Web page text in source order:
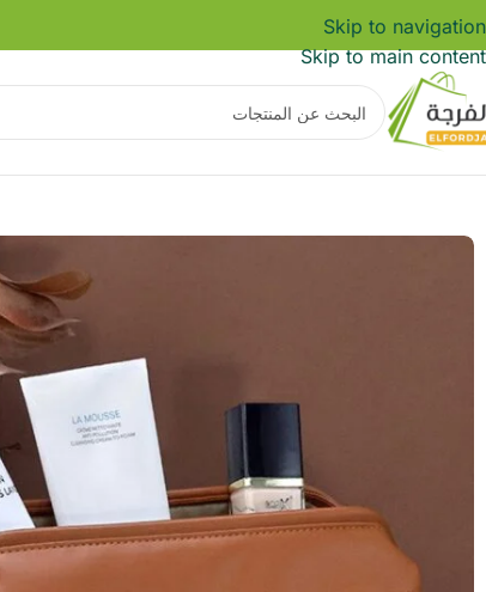
Skip to navigation
Skip to main content